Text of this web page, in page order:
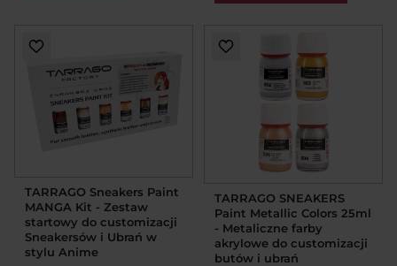
TARRAGO Sneakers Paint
MANGA Kit - Zestaw
startowy do customizacji
Sneakersów i Ubrań w
stylu Anime
TARRAGO SNEAKERS
Paint Metallic Colors 25ml
- Metaliczne farby
akrylowe do customizacji
butów i ubrań